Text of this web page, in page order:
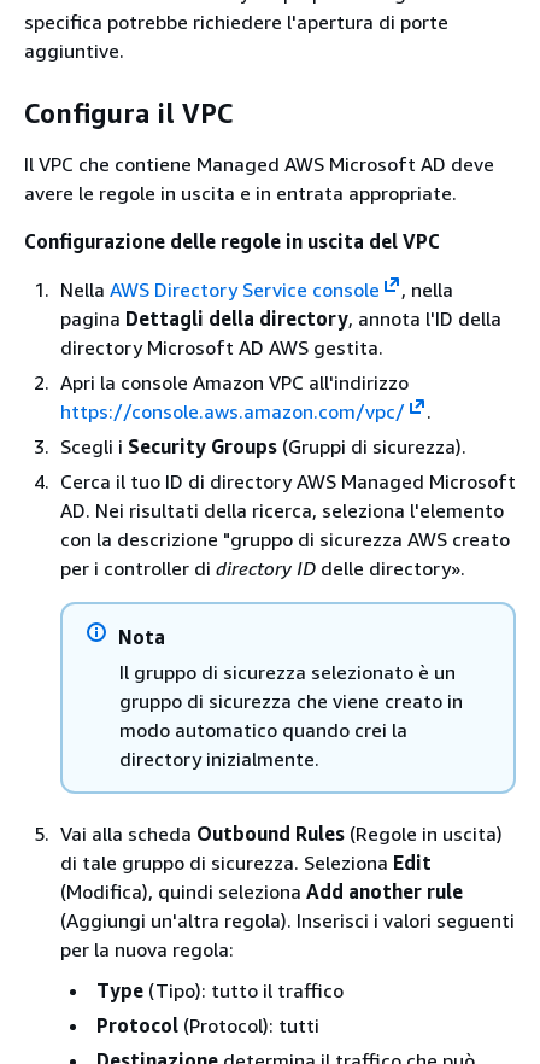
specifica potrebbe richiedere l'apertura di porte
aggiuntive.
Configura il VPC
Il VPC che contiene Managed AWS Microsoft AD deve
avere le regole in uscita e in entrata appropriate.
Configurazione delle regole in uscita del VPC
Nella AWS Directory Service console
, nella
pagina Dettagli della directory, annota l'ID della
directory Microsoft AD AWS gestita.
Apri la console Amazon VPC all'indirizzo
https://console.aws.amazon.com/vpc/
.
Scegli i Security Groups (Gruppi di sicurezza).
Cerca il tuo ID di directory AWS Managed Microsoft
AD. Nei risultati della ricerca, seleziona l'elemento
con la descrizione "gruppo di sicurezza AWS creato
per i controller di directory ID delle directory».
Nota
Il gruppo di sicurezza selezionato è un
gruppo di sicurezza che viene creato in
modo automatico quando crei la
directory inizialmente.
Vai alla scheda Outbound Rules (Regole in uscita)
di tale gruppo di sicurezza. Seleziona Edit
(Modifica), quindi seleziona Add another rule
(Aggiungi un'altra regola). Inserisci i valori seguenti
per la nuova regola:
Type (Tipo): tutto il traffico
Protocol (Protocol): tutti